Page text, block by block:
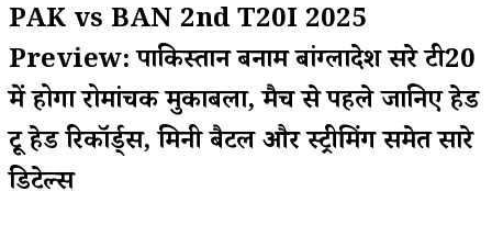
PAK vs BAN 2nd T20I 2025
Preview: पाकिस्तान बनाम बांग्लादेश दूसरे टी20
में होगा रोमांचक मुकाबला, मैच से पहले जानिए हेड
टू हेड रिकॉर्ड्स, मिनी बैटल और स्ट्रीमिंग समेत सारे
डिटेल्स